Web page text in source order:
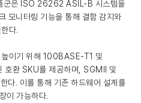
군은 ISO 26262 ASIL-B 시스템을
모니터링 기능을 통해 결함 감지와
다.
높이기 위해 100BASE-T1 및
환 SKU를 제공하며, SGMII 및
다. 이를 통해 기존 하드웨어 설계를
이 가능하다.